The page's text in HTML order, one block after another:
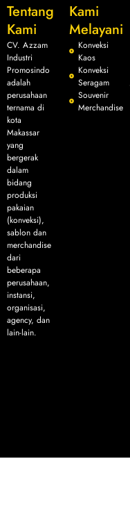
Tentang
Kami
CV. Azzam
Industri
Promosindo
adalah
perusahaan
ternama di
kota
Makassar
yang
bergerak
dalam
bidang
produksi
pakaian
(konveksi),
sablon dan
merchandise
dari
beberapa
perusahaan,
instansi,
organisasi,
agency, dan
lain-lain.
Kami
Melayani
Konveksi
Kaos
Konveksi
Seragam
Souvenir
Merchandise